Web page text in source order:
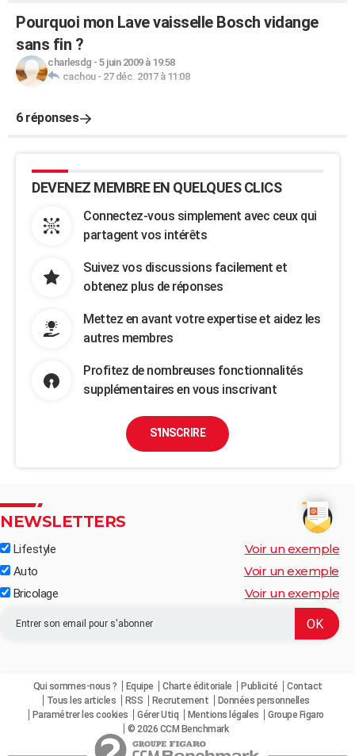
Pourquoi mon Lave vaisselle Bosch vidange
sans fin ?
charlesdg - 5 juin 2009 à 19:58
cachou- 27 déc. 2017 à 11:08
6 réponses
DEVENEZ MEMBRE EN QUELQUES CLICS
Connectez-vous simplement avec ceux qui
partagent vos intérêts
Suivez vos discussions facilement et
obtenez plus de réponses
Mettez en avant votre expertise et aidez les
autres membres
Profitez de nombreuses fonctionnalités
supplémentaires en vous inscrivant
S'INSCRIRE
NEWSLETTERS
Lifestyle Voir un exemple
Auto Voir un exemple
Bricolage Voir un exemple
Qui sommes-nous ? Equipe Charte éditoriale Publicité
Contact
Tous les articles
RSS Recrutement
Données personnelles
Paramétrer les cookies
Gérer Utiq Mentions légales
Groupe Figaro
© 2026 CCM Benchmark